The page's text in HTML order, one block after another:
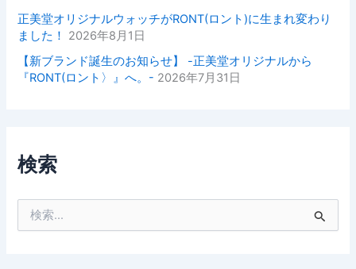
正美堂オリジナルウォッチがRONT(ロント)に生まれ変わり
ました！
2026年8月1日
【新ブランド誕生のお知らせ】 -正美堂オリジナルから
『RONT(ロント〉』へ。- 2026年7月31日
検索